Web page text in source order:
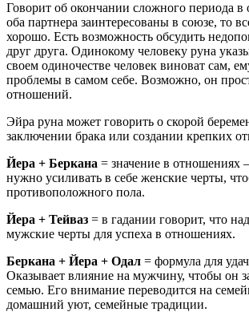
Говорит об окончании сложного периода
оба партнера заинтересованы в союзе, то
хорошо. Есть возможность обсудить
друг друга. Одинокому человеку руна
своем одиночестве человек виноват сам,
проблемы в самом себе. Возможно, он
отношений.
Эйра руна может говорить о скорой
заключении брака или создании крепких
Йера + Беркана = значение в
нужно усиливать в себе женские черты,
противоположного пола.
Йера + Тейваз = в гадании говорит, что
мужские черты для успеха в отношениях.
Беркана + Йера + Одал = формула для
Оказывает влияние на мужчину, чтобы он
семью. Его внимание переводится на
домашний уют, семейные традиции.